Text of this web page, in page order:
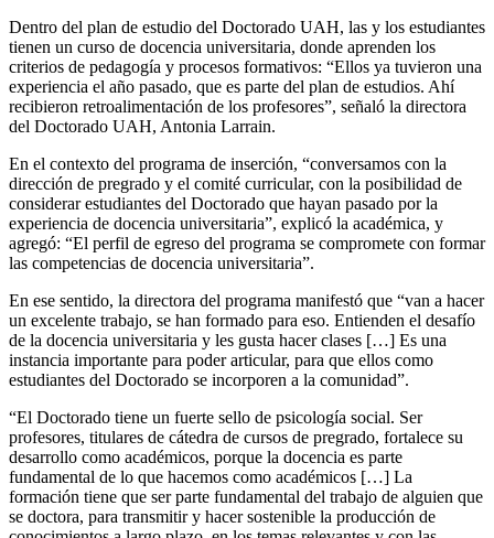
Dentro del plan de estudio del Doctorado UAH, las y los estudiantes
tienen un curso de docencia universitaria, donde aprenden los
criterios de pedagogía y procesos formativos: “Ellos ya tuvieron una
experiencia el año pasado, que es parte del plan de estudios. Ahí
recibieron retroalimentación de los profesores”, señaló la directora
del Doctorado UAH, Antonia Larrain.
En el contexto del programa de inserción, “conversamos con la
dirección de pregrado y el comité curricular, con la posibilidad de
considerar estudiantes del Doctorado que hayan pasado por la
experiencia de docencia universitaria”, explicó la académica, y
agregó: “El perfil de egreso del programa se compromete con formar
las competencias de docencia universitaria”.
En ese sentido, la directora del programa manifestó que “van a hacer
un excelente trabajo, se han formado para eso. Entienden el desafío
de la docencia universitaria y les gusta hacer clases […] Es una
instancia importante para poder articular, para que ellos como
estudiantes del Doctorado se incorporen a la comunidad”.
“El Doctorado tiene un fuerte sello de psicología social. Ser
profesores, titulares de cátedra de cursos de pregrado, fortalece su
desarrollo como académicos, porque la docencia es parte
fundamental de lo que hacemos como académicos […] La
formación tiene que ser parte fundamental del trabajo de alguien que
se doctora, para transmitir y hacer sostenible la producción de